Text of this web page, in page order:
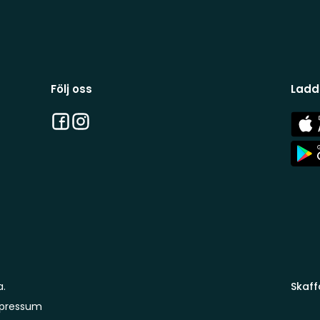
Följ oss
Facebook
Instagram
App
Store
App
Store